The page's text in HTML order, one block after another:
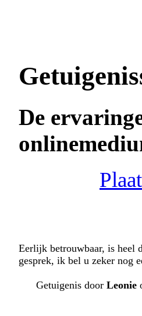
De
Eerlijk betrouwbaar, is heel
gesprek, ik bel u zeker nog
Getuigenis door Leonie